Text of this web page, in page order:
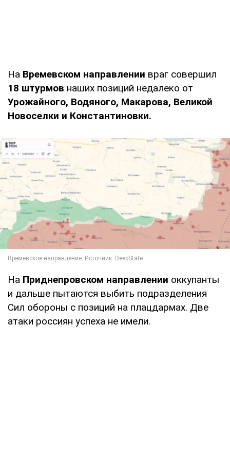
На Времевском направлении враг совершил
18 штурмов наших позиций недалеко от
Урожайного, Водяного, Макарова, Великой
Новоселки и Константиновки.
На Приднепровском направлении оккупанты
и дальше пытаются выбить подразделения
Сил обороны с позиций на плацдармах. Две
атаки россиян успеха не имели.